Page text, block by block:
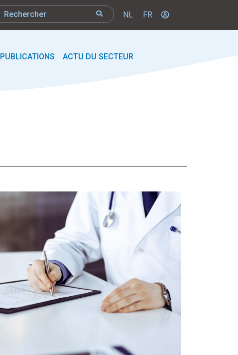
NL FR
PUBLICATIONS ACTU DU SECTEUR